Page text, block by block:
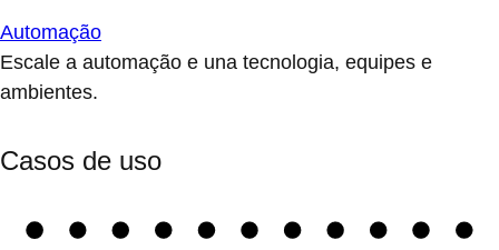
Automação
Escale a automação e una tecnologia, equipes e
ambientes.
Casos de uso